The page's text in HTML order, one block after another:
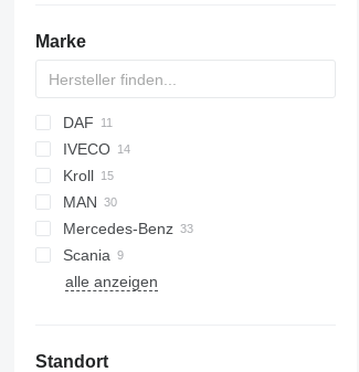
Marke
DAF
CF
LF
Ranger
Transit
X series
IVECO
EuroCargo
Magirus
Stralis
T-Way
Trakker
Kroll
Defender
MAN
TGA
TGM
TGS
Mercedes-Benz
Actros
Antos
SK
Canter
M-series
Master
Premium
Scania
G-series
LT
815
Crafter
FE
alle anzeigen
Standort